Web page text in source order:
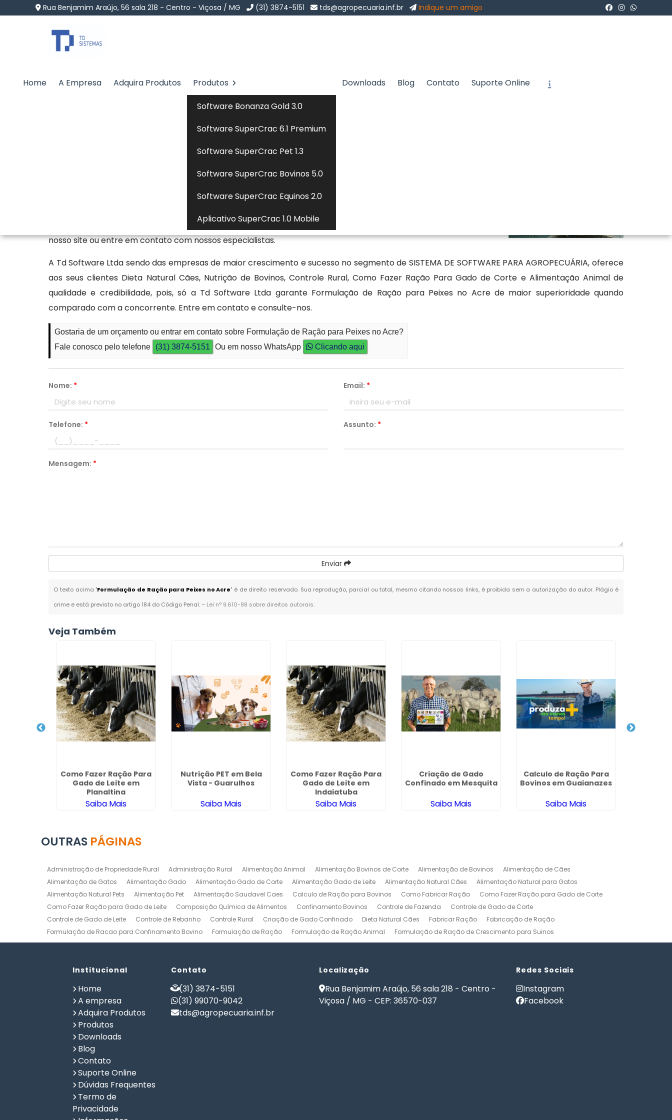
Rua Benjamim Araújo, 56 sala 218 - Centro - Viçosa / MG (31) 3874-5151 tds@agropecuaria.inf.br Indique um amigo
Home A Empresa Adquira Produtos Produtos
Software Bonanza Gold 3.0
Software SuperCrac 6.1 Premium
Software SuperCrac Pet 1.3
Software SuperCrac Bovinos 5.0
Software SuperCrac Equinos 2.0
Aplicativo SuperCrac 1.0 Mobile
Downloads Blog Contato Suporte Online
Formulação de Ração para Peixes no Acre
com qualidade, compromisso, legalidade e ética, encontrou o lugar certo. Seja bem-vindo a TD Sistemas, uma
empresa que está a anos no mercado com o objetivo de atender a demanda de softwares agropecuários
oferecendo soluções práticas nos softwares desenvolvidos. Se quiser saber mais sobre continue navegando em
nosso site ou entre em contato com nossos especialistas.
A Td Software Ltda sendo das empresas de maior crescimento e sucesso no segmento de SISTEMA DE SOFTWARE PARA AGROPECUÁRIA, oferece
aos seus clientes Dieta Natural Cães, Nutrição de Bovinos, Controle Rural, Como Fazer Ração Para Gado de Corte e Alimentação Animal de
qualidade e credibilidade, pois, só a Td Software Ltda garante Formulação de Ração para Peixes no Acre de maior superioridade quando
comparado com a concorrente. Entre em contato e consulte-nos.
Gostaria de um orçamento ou entrar em contato sobre Formulação de Ração para Peixes no Acre?
Fale conosco pelo telefone
(31) 3874-5151 Ou em nosso WhatsApp Clicando aqui
Nome: * Email: *
Telefone: * Assunto: *
Mensagem: *
Enviar
O texto acima "Formulação de Ração para Peixes no Acre" é de direito reservado. Sua reprodução, parcial ou total, mesmo citando nossos links, é proibida sem a autorização do autor. Plágio é
crime e está previsto no artigo 184 do Código Penal. – Lei n° 9.610-98 sobre direitos autorais.
Veja Também
Como Fazer Ração Para
Gado de Leite em
Planaltina
Saiba Mais
Nutrição PET em Bela
Vista - Guarulhos
Saiba Mais
Como Fazer Ração Para
Gado de Leite em
Indaiatuba
Saiba Mais
Criação de Gado
Confinado em Mesquita
Saiba Mais
Calculo de Ração Para
Bovinos em Guaianazes
Saiba Mais
OUTRAS PÁGINAS
Administração de Propriedade Rural Administração Rural Alimentação Animal Alimentação Bovinos de Corte Alimentação de Bovinos
Alimentação de Cães
Alimentação de Gatos
Alimentação Gado Alimentação Gado de Corte Alimentação Gado de Leite Alimentação Natural Cães
Alimentação Natural para Gatos
Alimentação Natural Pets
Alimentação Pet Alimentação Saudavel Caes Calculo de Ração para Bovinos Como Fabricar Ração
Como Fazer Ração para Gado de Corte
Como Fazer Ração para Gado de Leite
Composição Química de Alimentos Confinamento Bovinos Controle de Fazenda
Controle de Gado de Corte
Controle de Gado de Leite
Controle de Rebanho Controle Rural Criação de Gado Confinado Dieta Natural Cães Fabricar Ração
Fabricação de Ração
Formulação de Racao para Confinamento Bovino
Formulação de Ração Formulação de Ração Animal
Formulação de Ração de Crescimento para Suinos
Formulação de Ração de Postura para Galinhas
Formulação de Ração para Aves de Postura Formulação de Ração para Bezerros
Formulação de Ração para Bovinos
Formulação de Ração para Frango de Corte
Formulação de Ração para Gado Leiteiro Formulação de Ração para Peixes
Formulação de Ração para Suínos
Gerenciamento de Fazendas
Gerenciamento Rural Gestão Rural Nutrição de Bovinos Nutrição de Cães e Gatos
Nutrição PET
Planilha Formulação de Ração Vacas Leiteiras
Programa de Formulação de Ração para Bovinos
Software Administração Rural
Software de Gestão de Propriedade Rural
Software de Ração
Software para Agricultura
Institucional
Home
A empresa
Adquira Produtos
Produtos
Downloads
Blog
Contato
Suporte Online
Dúvidas Frequentes
Termo de
Privacidade
Contato
(31) 3874-5151
(31) 99070-9042
tds@agropecuaria.inf.br
Localização
Rua Benjamim Araújo, 56 sala 218 - Centro -
Viçosa / MG - CEP: 36570-037
Redes Sociais
Instagram
Facebook